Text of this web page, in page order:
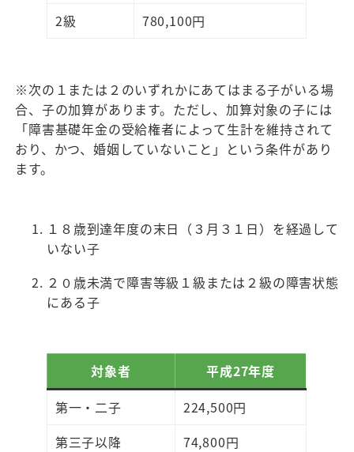
2級
780,100円
※次の１または２のいずれかにあてはまる子がいる場
合、子の加算があります。ただし、加算対象の子には
「障害基礎年金の受給権者によって生計を維持されて
おり、かつ、婚姻していないこと」という条件があり
ます。
１８歳到達年度の末日（３月３１日）を経過して
いない子
２０歳未満で障害等級１級または２級の障害状態
にある子
対象者
平成27年度
第一・二子
224,500円
第三子以降
74,800円